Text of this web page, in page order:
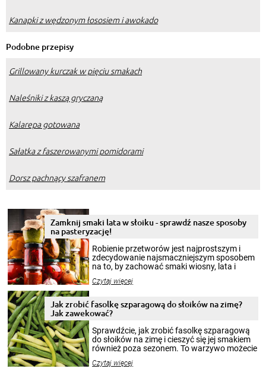
Kanapki z wędzonym łososiem i awokado
Podobne przepisy
Grillowany kurczak w pięciu smakach
Naleśniki z kaszą gryczaną
Kalarepa gotowana
Sałatka z faszerowanymi pomidorami
Dorsz pachnący szafranem
Zamknij smaki lata w słoiku - sprawdź nasze sposoby
na pasteryzację!
Robienie przetworów jest najprostszym i
zdecydowanie najsmaczniejszym sposobem
na to, by zachować smaki wiosny, lata i
krajobrazów, by cieszyć nimi oko w sezonie
pełni poczuć atmosferę cieplejszych
miesięcy. Przygotowanie słoików ze
patenty, które pozwolą zachować świeżość
przetworów.
Czytaj więcej
Jak zrobić fasolkę szparagową do słoików na zimę?
Jak zawekować?
Sprawdźcie, jak zrobić fasolkę szparagową
do słoików na zimę i cieszyć się jej smakiem
również poza sezonem. To warzywo możecie
nasze propozycje!
Czytaj więcej